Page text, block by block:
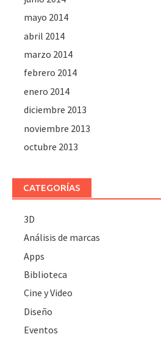
mayo 2014
abril 2014
marzo 2014
febrero 2014
enero 2014
diciembre 2013
noviembre 2013
octubre 2013
CATEGORÍAS
3D
Análisis de marcas
Apps
Biblioteca
Cine y Video
Diseño
Eventos